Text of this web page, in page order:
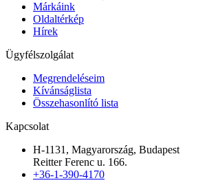
Márkáink
Oldaltérkép
Hírek
Ügyfélszolgálat
Megrendeléseim
Kívánságlista
Összehasonlító lista
Kapcsolat
H-1131, Magyarország, Budapest
Reitter Ferenc u. 166.
+36-1-390-4170